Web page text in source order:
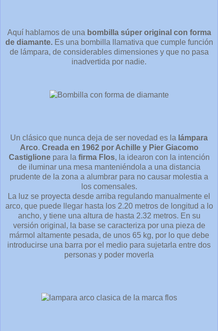
Aquí hablamos de una bombilla súper original con forma
de diamante.Es una bombilla llamativa que cumple función
de lámpara, de considerables dimensiones y que no pasa
inadvertida por nadie.
Un clásico que nunca deja de ser novedad es la lámpara
Arco. Creada en 1962 por Achille y Pier Giacomo
Castiglionepara la firma Flos, la idearon con la intención
de iluminar una mesa manteniéndola a una distancia
prudente de la zona a alumbrar para no causar molestia a
los comensales.
La luz se proyecta desde arriba regulando manualmente el
arco, que puede llegar hasta los 2.20 metros de longitud a lo
ancho, y tiene una altura de hasta 2.32 metros. En su
versión original, la base se caracteriza por una pieza de
mármol altamente pesada, de unos 65 kg, por lo que debe
introducirse una barra por el medio para sujetarla entre dos
personas y poder moverla